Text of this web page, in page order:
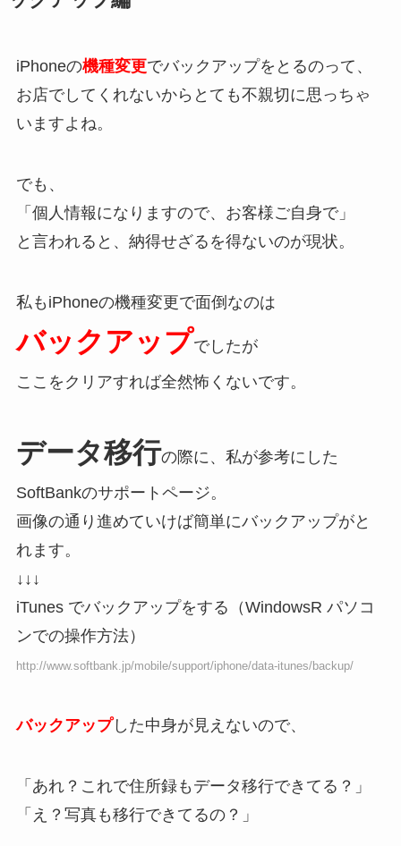
iPhoneの機種変更でバックアップをとるのって、
お店でしてくれないからとても不親切に思っちゃ
いますよね。
でも、
「個人情報になりますので、お客様ご自身で」
と言われると、納得せざるを得ないのが現状。
私もiPhoneの機種変更で面倒なのは
バックアップでしたが
ここをクリアすれば全然怖くないです。
データ移行の際に、私が参考にした
SoftBankのサポートページ。
画像の通り進めていけば簡単にバックアップがと
れます。
↓↓↓
iTunes でバックアップをする（WindowsR パソコ
ンでの操作方法）
http://www.softbank.jp/mobile/support/iphone/data-itunes/backup/
バックアップした中身が見えないので、
「あれ？これで住所録もデータ移行できてる？」
「え？写真も移行できてるの？」